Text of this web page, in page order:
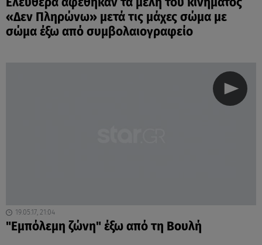
«Δεν Πληρώνω» μετά τις μάχες σώμα με
σώμα έξω από συμβολαιογραφείο
19.05.17, 21:04
"Εμπόλεμη ζώνη" έξω από τη Βουλή